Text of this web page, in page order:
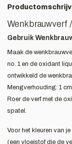
Wenkbrauwverf
Gebruik
Maak de
no. 1 en de oxidant
ontwikkeld de
Mengverhouding: 1
Roer de verf met de
spatel.
Voor het kleuren van
(een vloeistof die de